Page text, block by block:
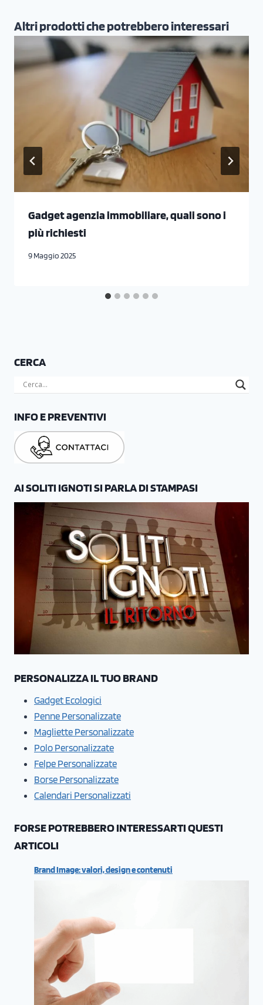
Altri prodotti che potrebbero interessari
Gadget agenzia immobiliare, quali sono i
più richiesti
9 Maggio 2025
CERCA
INFO E PREVENTIVI
AI SOLITI IGNOTI SI PARLA DI STAMPASI
PERSONALIZZA IL TUO BRAND
Gadget Ecologici
Penne Personalizzate
Magliette Personalizzate
Polo Personalizzate
Felpe Personalizzate
Borse Personalizzate
Calendari Personalizzati
FORSE POTREBBERO INTERESSARTI QUESTI
ARTICOLI
Brand Image: valori, design e contenuti